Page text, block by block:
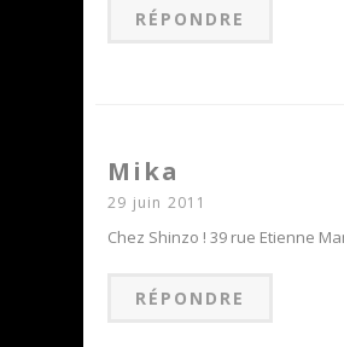
RÉPONDRE
Mika
29 juin 2011
Chez Shinzo ! 39 rue Etienne
RÉPONDRE